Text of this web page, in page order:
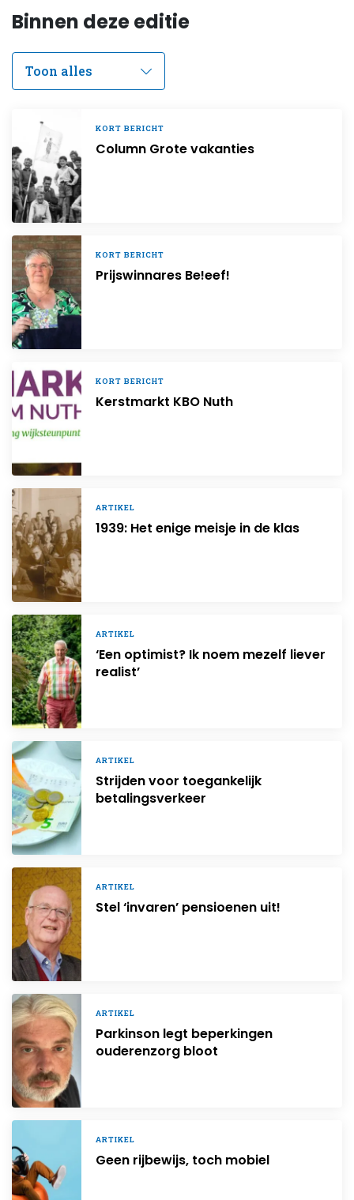
Binnen deze editie
KORT BERICHT
Column Grote vakanties
KORT BERICHT
Prijswinnares Be!eef!
KORT BERICHT
Kerstmarkt KBO Nuth
ARTIKEL
1939: Het enige meisje in de klas
ARTIKEL
‘Een optimist? Ik noem mezelf liever
realist’
ARTIKEL
Strijden voor toegankelijk
betalingsverkeer
ARTIKEL
Stel ‘invaren’ pensioenen uit!
ARTIKEL
Parkinson legt beperkingen
ouderenzorg bloot
ARTIKEL
Geen rijbewijs, toch mobiel